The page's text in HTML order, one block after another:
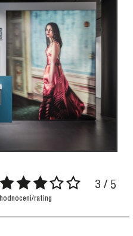
3 / 5
hodnocení/rating